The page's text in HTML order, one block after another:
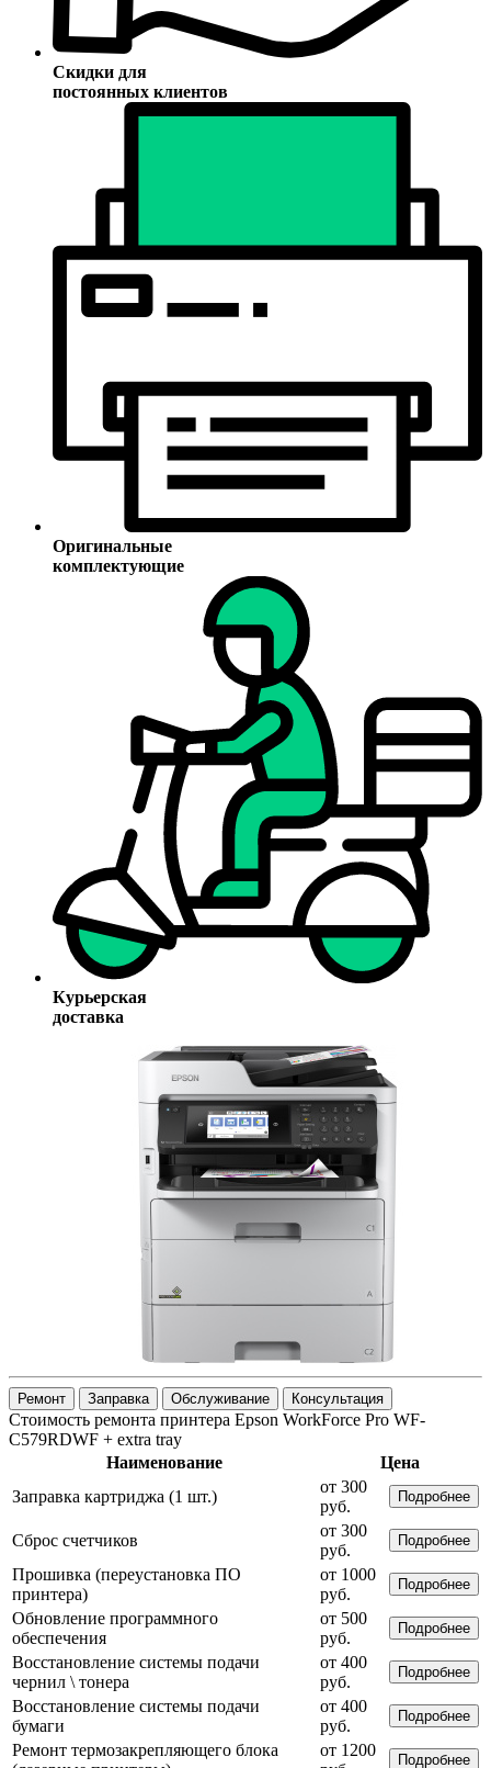
Скидки для
постоянных клиентов
Оригинальные
комплектующие
Курьерская
доставка
Ремонт Заправка Обслуживание Консультация
Стоимость ремонта принтера Epson WorkForce Pro WF-
C579RDWF + extra tray
Наименование
Цена
Заправка картриджа (1 шт.)
от 300
руб.
Подробнее
Сброс счетчиков
от 300
руб.
Подробнее
Прошивка (переустановка ПО
принтера)
от 1000
руб.
Подробнее
Обновление программного
обеспечения
от 500
руб.
Подробнее
Восстановление системы подачи
чернил \ тонера
от 400
руб.
Подробнее
Восстановление системы подачи
бумаги
от 400
руб.
Подробнее
Ремонт термозакрепляющего блока
от 1200
Подробнее